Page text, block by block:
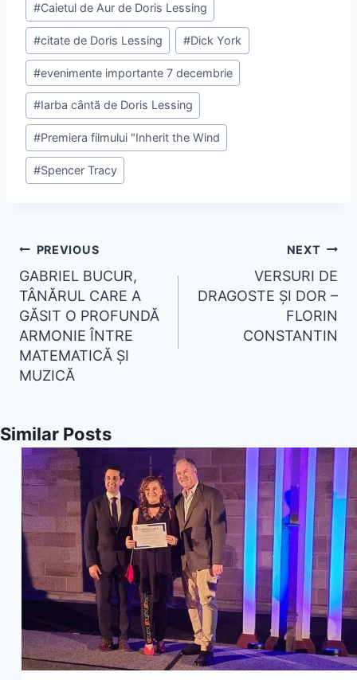
#Caietul de Aur de Doris Lessing
#citate de Doris Lessing #Dick York
#evenimente importante 7 decembrie
#Iarba cântă de Doris Lessing
#Premiera filmului "Inherit the Wind
#Spencer Tracy
PREVIOUS
GABRIEL BUCUR,
TÂNĂRUL CARE A
GĂSIT O PROFUNDĂ
ARMONIE ÎNTRE
MATEMATICĂ ȘI
MUZICĂ
NEXT
VERSURI DE
DRAGOSTE ȘI DOR –
FLORIN
CONSTANTIN
Similar Posts